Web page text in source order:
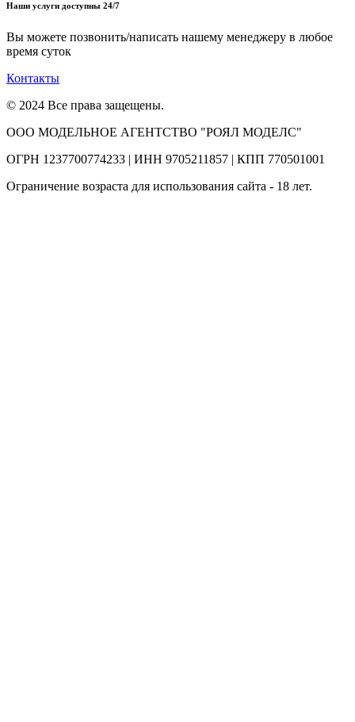
Наши услуги доступны 24/7
Вы можете позвонить/написать нашему менеджеру в любое
время суток
Контакты
© 2024 Все права защещены.
ООО МОДЕЛЬНОЕ АГЕНТСТВО "РОЯЛ МОДЕЛС"
ОГРН 1237700774233 | ИНН 9705211857 | КПП 770501001
Ограничение возраста для использования сайта - 18 лет.